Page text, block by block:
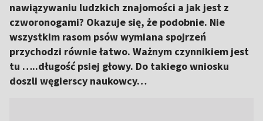
nawiązywaniu ludzkich znajomości a jak jest z
czworonogami? Okazuje się, że podobnie. Nie
wszystkim rasom psów wymiana spojrzeń
przychodzi równie łatwo. Ważnym czynnikiem jest
tu …..długość psiej głowy. Do takiego wniosku
doszli węgierscy naukowcy…